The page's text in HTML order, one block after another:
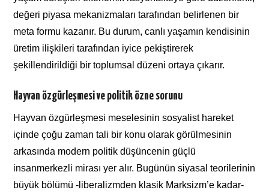
değeri piyasa mekanizmaları tarafından belirlenen bir
meta formu kazanır. Bu durum, canlı yaşamın kendisinin
üretim ilişkileri tarafından iyice pekiştirerek
şekillendirildiği bir toplumsal düzeni ortaya çıkarır.
Hayvan özgürleşmesi ve politik özne sorunu
Hayvan özgürleşmesi meselesinin sosyalist hareket
içinde çoğu zaman tali bir konu olarak görülmesinin
arkasında modern politik düşüncenin güçlü
insanmerkezli mirası yer alır. Bugünün siyasal teorilerinin
büyük bölümü -liberalizmden klasik Marksizm’e kadar-